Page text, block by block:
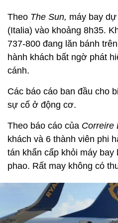
Theo The Sun, máy bay
(Italia) vào khoảng 8h35.
737-800 đang lăn bánh
hành khách bất ngờ phát
cánh.
Các báo cáo ban đầu cho
sự cố ở động cơ.
Theo báo cáo của Correire
khách và 6 thành viên phi
tán khẩn cấp khỏi máy
phao. Rất may không có